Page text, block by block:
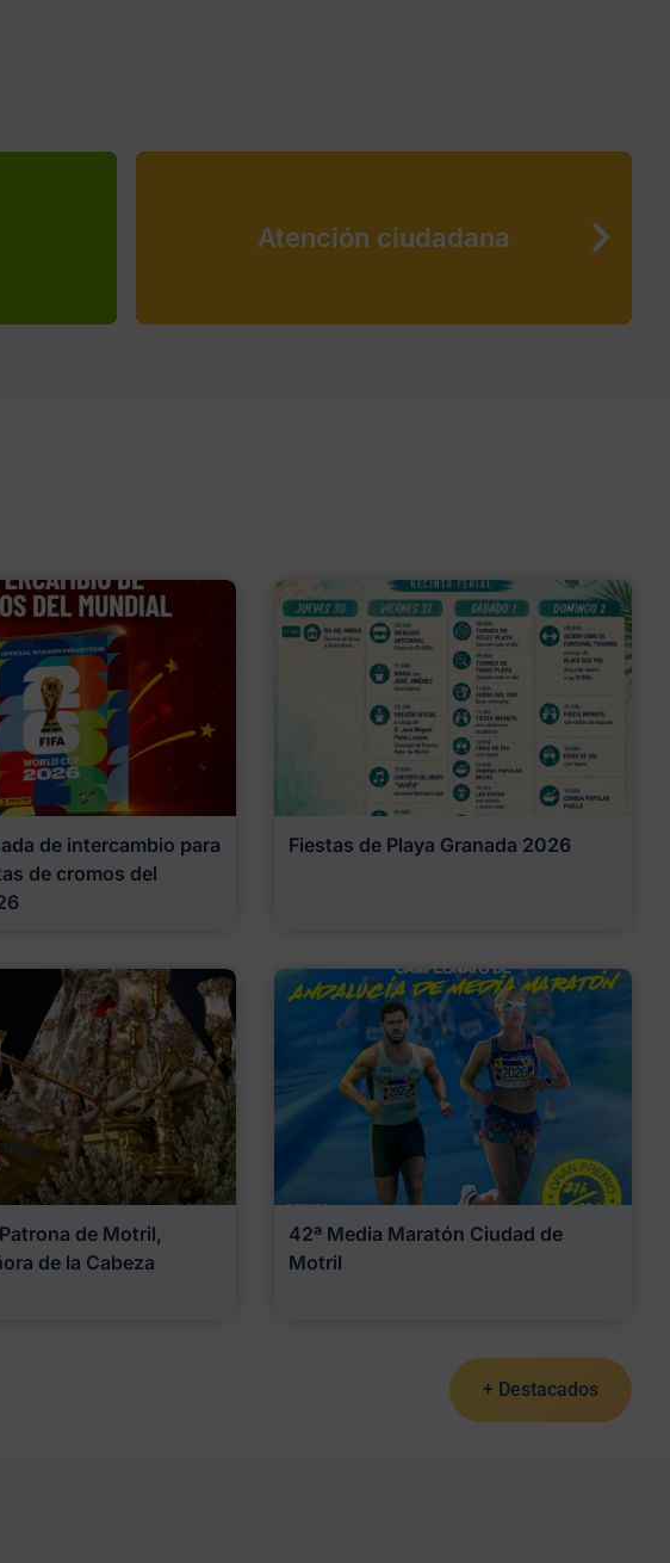
Atención ciudadana
de intercambio para
de cromos del
Fiestas de Playa Granada 2026
de Motril,
de la Cabeza
42ª Media Maratón Ciudad de
Motril
+ Destacados